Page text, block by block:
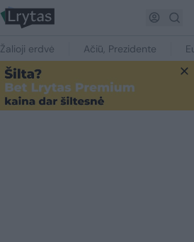
Žalioji erdvė Ačiū, Prezidente